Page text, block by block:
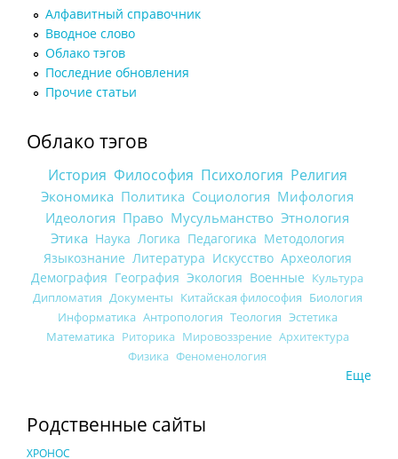
Алфавитный справочник
Вводное слово
Облако тэгов
Последние обновления
Прочие статьи
Облако тэгов
История Философия Психология Религия
Экономика Политика Социология Мифология
Идеология Право Мусульманство Этнология
Этика Наука Логика Педагогика Методология
Языкознание Литература Искусство Археология
Демография География Экология Военные Культура
Дипломатия Документы Китайская философия Биология
Информатика Антропология Теология Эстетика
Математика Риторика Мировоззрение Архитектура
Физика Феноменология
Еще
Родственные сайты
ХРОНОС